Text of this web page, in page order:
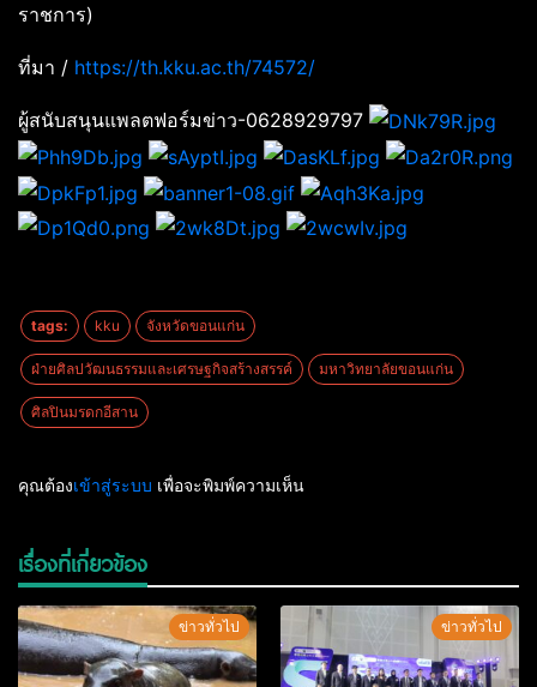
ราชการ)
ที่มา / https://th.kku.ac.th/74572/
ผู้สนับสนุนแพลตฟอร์มข่าว-0628929797
tags: kku จังหวัดขอนแก่น
ฝ่ายศิลปวัฒนธรรมและเศรษฐกิจสร้างสรรค์ มหาวิทยาลัยขอนแก่น
ศิลปินมรดกอีสาน
คุณต้องเข้าสู่ระบบ เพื่อจะพิมพ์ความเห็น
เรื่องที่เกี่ยวข้อง
ข่าวทั่วไป ข่าวทั่วไป